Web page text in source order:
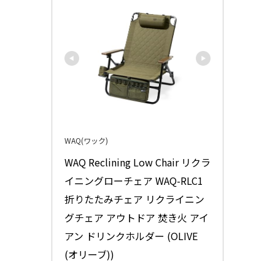
WAQ(ワック)
WAQ Reclining Low Chair リクラ
イニングローチェア WAQ-RLC1
折りたたみチェア リクライニン
グチェア アウトドア 焚き火 アイ
アン ドリンクホルダー (OLIVE
(オリーブ))